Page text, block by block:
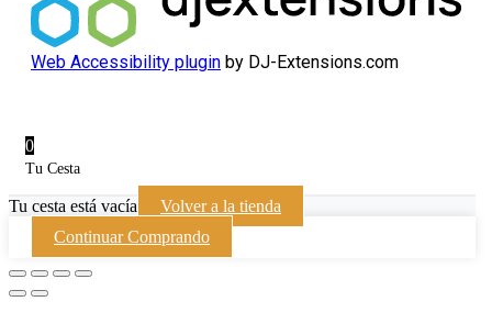
Web Accessibility plugin by DJ-Extensions.com
0
Tu Cesta
Tu cesta está vacía
Volver a la tienda
Continuar Comprando